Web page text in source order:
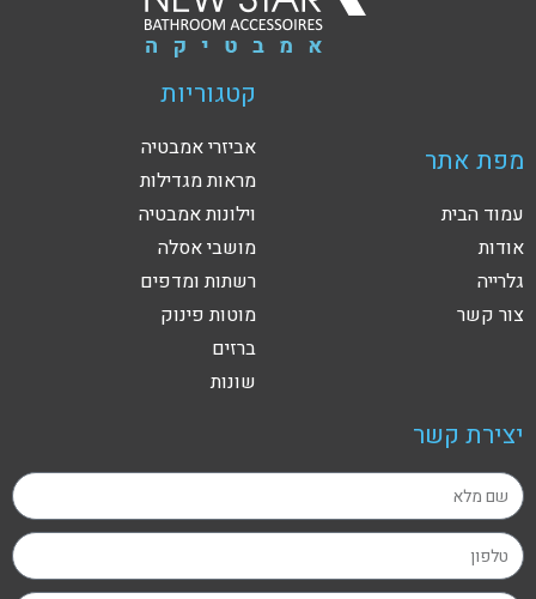
מפת אתר
עמוד הבית
אודות
גלרייה
צור קשר
קטגוריות
אביזרי אמבטיה
מראות מגדילות
וילונות אמבטיה
מושבי אסלה
רשתות ומדפים
מוטות פינוק
ברזים
שונות
יצירת קשר